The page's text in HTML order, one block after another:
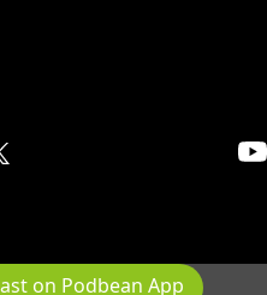
on Podbean App